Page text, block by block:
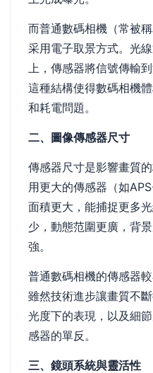
而普通數碼相機（常被稱
采用電子取景方式。光
上，傳感器將信號傳輸
這種結構使得數碼相機
和耗電問題。
二、圖像傳感器尺寸
傳感器尺寸是影響畫質
用更大的傳感器（如
面積更大，能捕捉更多
少，動態范圍更廣，背
強。
普通數碼相機的傳感器
雖然技術進步讓畫質不
光度下的表現，以及細
感器的單反。
三、鏡頭系統與靈活性